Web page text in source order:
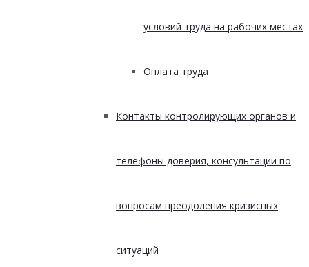
условий труда на рабочих местах
Оплата труда
Контакты контролирующих органов и
телефоны доверия, консультации по
вопросам преодоления кризисных
ситуаций